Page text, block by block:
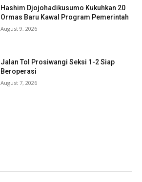
Hashim Djojohadikusumo Kukuhkan 20
Ormas Baru Kawal Program Pemerintah
August 9, 2026
Jalan Tol Prosiwangi Seksi 1-2 Siap
Beroperasi
August 7, 2026